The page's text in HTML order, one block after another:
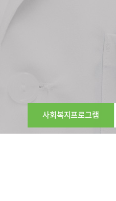
사회복지프로그램